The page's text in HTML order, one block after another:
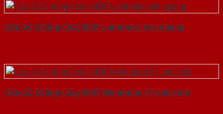
Cửa Gỗ Chống Cháy MDF Laminate van ngang
Cửa Gỗ Chống Cháy MDF Melamine P1 van kem